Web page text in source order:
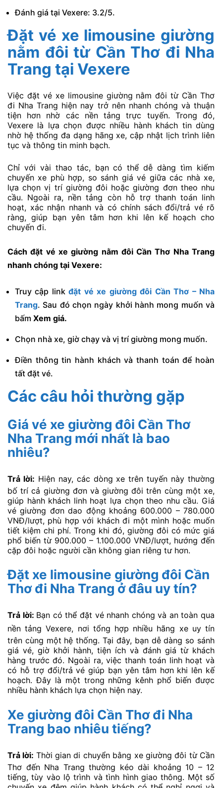
Đánh giá tại Vexere: 3.2/5.
Đặt vé xe limousine giường
nằm đôi từ Cần Thơ đi Nha
Trang tại Vexere
Việc đặt vé xe limousine giường nằm đôi từ Cần Thơ
đi Nha Trang hiện nay trở nên nhanh chóng và thuận
tiện hơn nhờ các nền tảng trực tuyến. Trong đó,
Vexere là lựa chọn được nhiều hành khách tin dùng
nhờ hệ thống đa dạng hãng xe, cập nhật lịch trình liên
tục và thông tin minh bạch.
Chỉ với vài thao tác, bạn có thể dễ dàng tìm kiếm
chuyến xe phù hợp, so sánh giá vé giữa các nhà xe,
lựa chọn vị trí giường đôi hoặc giường đơn theo nhu
cầu. Ngoài ra, nền tảng còn hỗ trợ thanh toán linh
hoạt, xác nhận nhanh và có chính sách đổi/trả vé rõ
ràng, giúp bạn yên tâm hơn khi lên kế hoạch cho
chuyến đi.
Cách đặt vé xe giường nằm đôi Cần Thơ Nha Trang
nhanh chóng tại Vexere:
Truy cập linkđặt vé xe giường đôi Cần Thơ – Nha
Trang. Sau đó chọn ngày khởi hành mong muốn và
bấm Xem giá.
Chọn nhà xe, giờ chạy và vị trí giường mong muốn.
Điền thông tin hành khách và thanh toán để hoàn
tất đặt vé.
Các câu hỏi thường gặp
Giá vé xe giường đôi Cần Thơ
Nha Trang mới nhất là bao
nhiêu?
Trả lời: Hiện nay, các dòng xe trên tuyến này thường
bố trí cả giường đơn và giường đôi trên cùng một xe,
giúp hành khách linh hoạt lựa chọn theo nhu cầu. Giá
vé giường đơn dao động khoảng 600.000 – 780.000
VNĐ/lượt, phù hợp với khách đi một mình hoặc muốn
tiết kiệm chi phí. Trong khi đó, giường đôi có mức giá
phổ biến từ 900.000 – 1.100.000 VNĐ/lượt, hướng đến
cặp đôi hoặc người cần không gian riêng tư hơn.
Đặt xe limousine giường đôi Cần
Thơ đi Nha Trang ở đâu uy tín?
Trả lời: Bạn có thể đặt vé nhanh chóng và an toàn qua
nền tảngVexere, nơi tổng hợp nhiều hãng xe uy tín
trên cùng một hệ thống. Tại đây, bạn dễ dàng so sánh
giá vé, giờ khởi hành, tiện ích và đánh giá từ khách
hàng trước đó. Ngoài ra, việc thanh toán linh hoạt và
có hỗ trợ đổi/trả vé giúp bạn yên tâm hơn khi lên kế
hoạch. Đây là một trong những kênh phổ biến được
nhiều hành khách lựa chọn hiện nay.
Xe giường đôi Cần Thơ đi Nha
Trang bao nhiêu tiếng?
Trả lời: Thời gian di chuyển bằng xe giường đôi từ Cần
Thơ đến Nha Trang thường kéo dài khoảng 10 – 12
tiếng, tùy vào lộ trình và tình hình giao thông. Một số